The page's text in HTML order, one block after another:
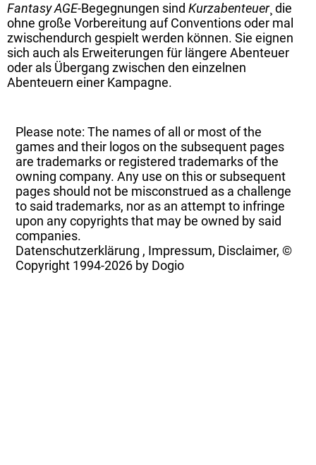
Fantasy AGE-Begegnungen sind Kurzabenteuer¸ die
ohne große Vorbereitung auf Conventions oder mal
zwischendurch gespielt werden können. Sie eignen
sich auch als Erweiterungen für längere Abenteuer
oder als Übergang zwischen den einzelnen
Abenteuern einer Kampagne.
Please note: The names of all or most of the
games and their logos on the subsequent pages
are trademarks or registered trademarks of the
owning company. Any use on this or subsequent
pages should not be misconstrued as a challenge
to said trademarks, nor as an attempt to infringe
upon any copyrights that may be owned by said
companies.
Datenschutzerklärung , Impressum, Disclaimer, ©
Copyright 1994-2026 by Dogio